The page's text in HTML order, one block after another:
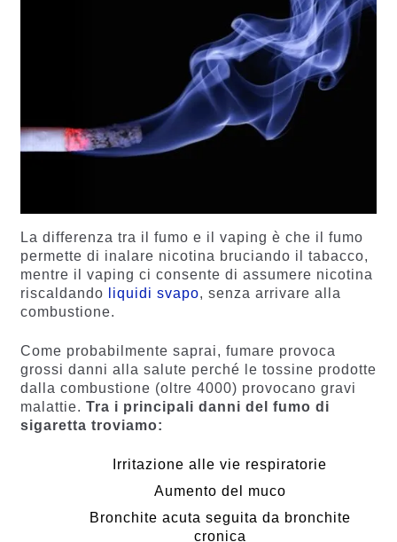
La differenza tra il fumo e il vaping è che il fumo
permette di inalare nicotina bruciando il tabacco,
mentre il vaping ci consente di assumere nicotina
riscaldando
liquidi svapo, senza arrivare alla
combustione.
Come probabilmente saprai, fumare provoca
grossi danni alla salute perché le tossine prodotte
dalla combustione (oltre 4000) provocano gravi
malattie. Tra i principali danni del fumo di
sigaretta troviamo:
Irritazione alle vie respiratorie
Aumento del muco
Bronchite acuta seguita da bronchite
cronica